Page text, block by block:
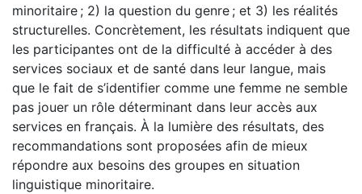
minoritaire ; 2) la question du genre ; et 3) les réalités
structurelles. Concrètement, les résultats indiquent que
les participantes ont de la difficulté à accéder à des
services sociaux et de santé dans leur langue, mais
que le fait de s’identifier comme une femme ne semble
pas jouer un rôle déterminant dans leur accès aux
services en français. À la lumière des résultats, des
recommandations sont proposées afin de mieux
répondre aux besoins des groupes en situation
linguistique minoritaire.